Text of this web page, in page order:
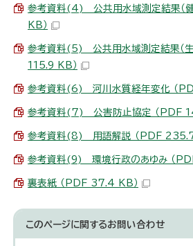
参考資料(4) 公共用水域測定結果（
KB）
参考資料(5) 公共用水域測定結果（生
115.9 KB）
参考資料(6) 河川水質経年変化 （
参考資料(7) 公害防止協定 （PDF
参考資料(8) 用語解説 （PDF 235.7
参考資料(9) 環境行政のあゆみ （
裏表紙 （PDF 37.4 KB）
このページに関するお問い合わせ